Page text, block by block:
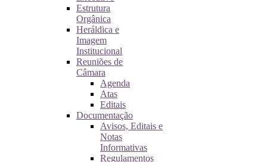
Estrutura
Orgânica
Heráldica e
Imagem
Institucional
Reuniões de
Câmara
Agenda
Atas
Editais
Documentação
Avisos, Editais e
Notas
Informativas
Regulamentos